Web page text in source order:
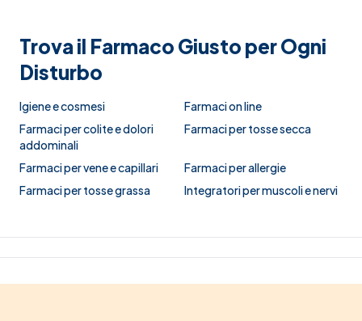
Trova il Farmaco Giusto per Ogni
Disturbo
Igiene e cosmesi
Farmaci on line
Farmaci per colite e dolori
addominali
Farmaci per tosse secca
Farmaci per vene e capillari
Farmaci per allergie
Farmaci per tosse grassa
Integratori per muscoli e nervi